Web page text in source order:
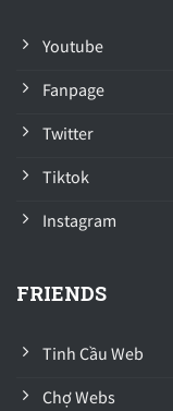
Youtube
Fanpage
Twitter
Tiktok
Instagram
FRIENDS
Tinh Cầu Web
Chợ Webs